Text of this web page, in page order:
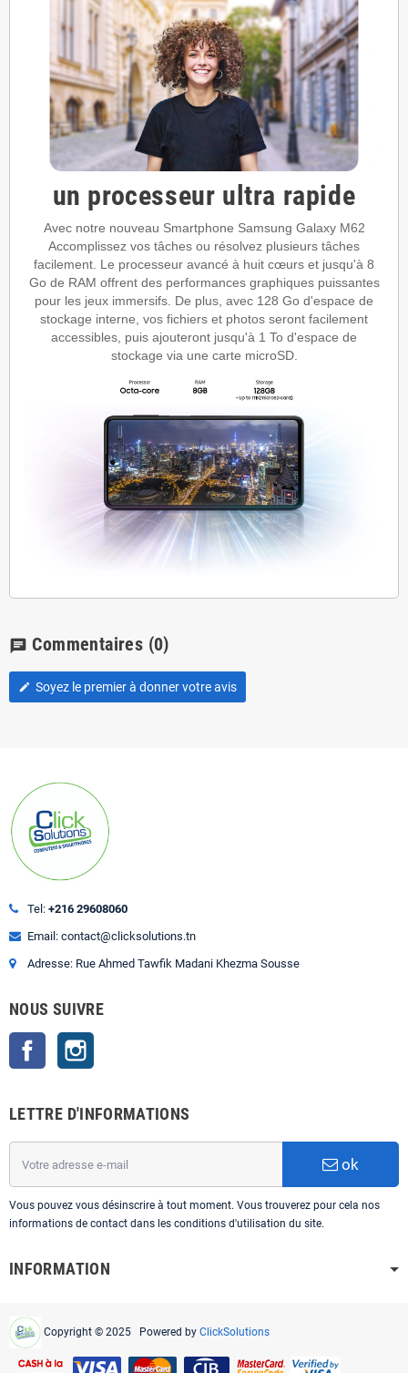
un processeur ultra rapide
Avec notre nouveau Smartphone Samsung Galaxy M62
Accomplissez vos tâches ou résolvez plusieurs tâches
facilement. Le processeur avancé à huit cœurs et jusqu'à 8
Go de RAM offrent des performances graphiques puissantes
pour les jeux immersifs. De plus, avec 128 Go d'espace de
stockage interne, vos fichiers et photos seront facilement
accessibles, puis ajouteront jusqu'à 1 To d'espace de
stockage via une carte microSD.
chat Commentaires (0)
edit Soyez le premier à donner votre avis
Tel: +216 29608060
Email: contact@clicksolutions.tn
Adresse: Rue Ahmed Tawfik Madani Khezma Sousse
NOUS SUIVRE
Facebook
LETTRE D'INFORMATIONS
ok
Vous pouvez vous désinscrire à tout moment. Vous trouverez pour cela nos
informations de contact dans les conditions d'utilisation du site.
INFORMATION
Copyright © 2025 Powered by ClickSolutions